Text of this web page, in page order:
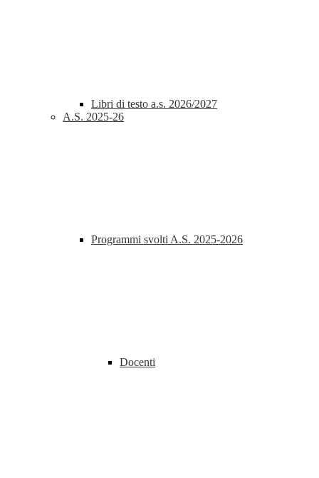
Libri di testo a.s. 2026/2027
A.S. 2025-26
Programmi svolti A.S. 2025-2026
Docenti